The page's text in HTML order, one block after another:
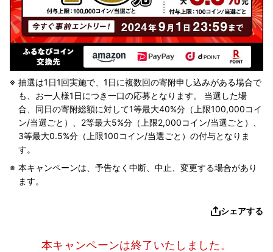
抽選は1日1回実施で、1日に複数回の寄附申し込みがある場合で
も、お一人様1日につき一口の応募となります。 当選した場
合、同日の寄附総額に対して1等最大40%分（上限100,000コイ
ン/当選ごと）、2等最大5%分（上限2,000コイン/当選ごと）、
3等最大0.5%分（上限100コイン/当選ごと）の付与となりま
す。
本キャンペーンは、予告なく中断、中止、変更する場合があり
ます。
シェアする
本キャンペーンは終了いたしました。